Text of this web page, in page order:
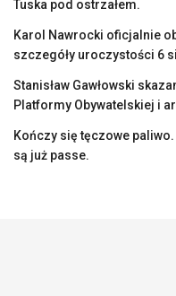
Tuska pod ostrzałem.
Karol Nawrocki oficjalnie
szczegóły uroczystości 6
Stanisław Gawłowski
Platformy Obywatelskiej i
Kończy się tęczowe
są już passe.